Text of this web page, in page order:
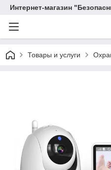
Интернет-магазин
Товары и услуги